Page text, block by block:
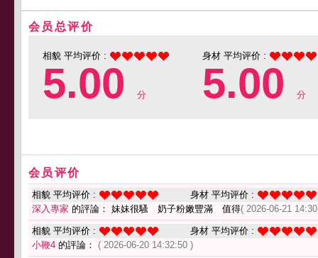
会员总评价
相貌 平均评价 :
5.00 分
身材 平均评价 :
5.00 分
会员评价
相貌 平均评价 :
身材 平均评价 :
深入專家 的評論： 妹妹很騷 奶子粉嫩豐滿 值得( 2026-06-21
相貌 平均评价 :
身材 平均评价 :
小鞭4 的評論： ( 2026-06-20 14:32:50 )